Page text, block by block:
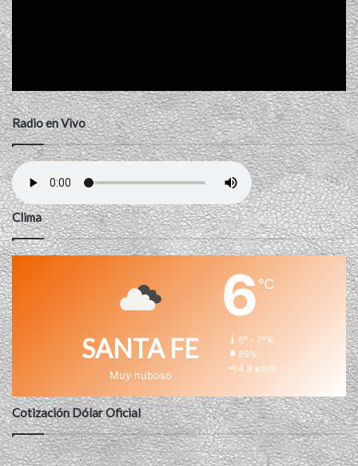
Radio en Vivo
Clima
SANTA FE
Muy nuboso
6℃
6º - 7º%
89%
4.8 km/h
Cotización Dólar Oficial